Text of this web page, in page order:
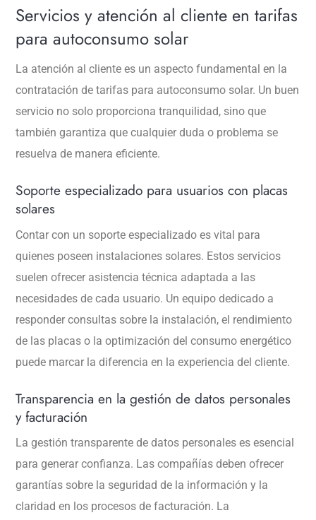
Servicios y atención al cliente en tarifas
para autoconsumo solar
La atención al cliente es un aspecto fundamental en la
contratación de tarifas para autoconsumo solar. Un buen
servicio no solo proporciona tranquilidad, sino que
también garantiza que cualquier duda o problema se
resuelva de manera eficiente.
Soporte especializado para usuarios con placas
solares
Contar con un soporte especializado es vital para
quienes poseen instalaciones solares. Estos servicios
suelen ofrecer asistencia técnica adaptada a las
necesidades de cada usuario. Un equipo dedicado a
responder consultas sobre la instalación, el rendimiento
de las placas o la optimización del consumo energético
puede marcar la diferencia en la experiencia del cliente.
Transparencia en la gestión de datos personales
y facturación
La gestión transparente de datos personales es esencial
para generar confianza. Las compañías deben ofrecer
garantías sobre la seguridad de la información y la
claridad en los procesos de facturación. La